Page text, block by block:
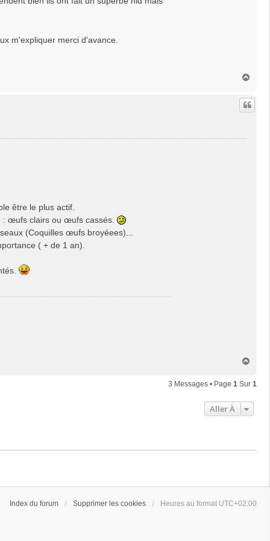
m'expliquer merci d'avance.
u
être le plus actif.
: œufs clairs ou œufs cassés.
(Coquilles œufs broyéees)...
( + de 1 an).
u
t
3 Messages • Page 1 Sur 1
Aller À
Index du forum Supprimer les cookies Heures au format UTC+02:00